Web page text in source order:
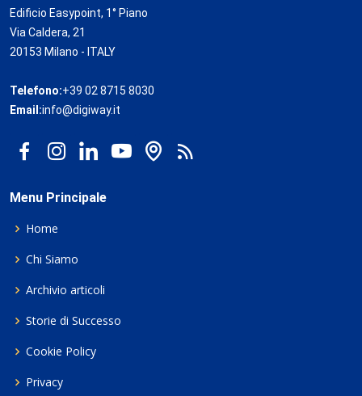
Edificio Easypoint, 1° Piano
Via Caldera, 21
20153 Milano - ITALY
Telefono:+39 02 8715 8030
Email:info@digiway.it
Menu Principale
Home
Chi Siamo
Archivio articoli
Storie di Successo
Cookie Policy
Privacy